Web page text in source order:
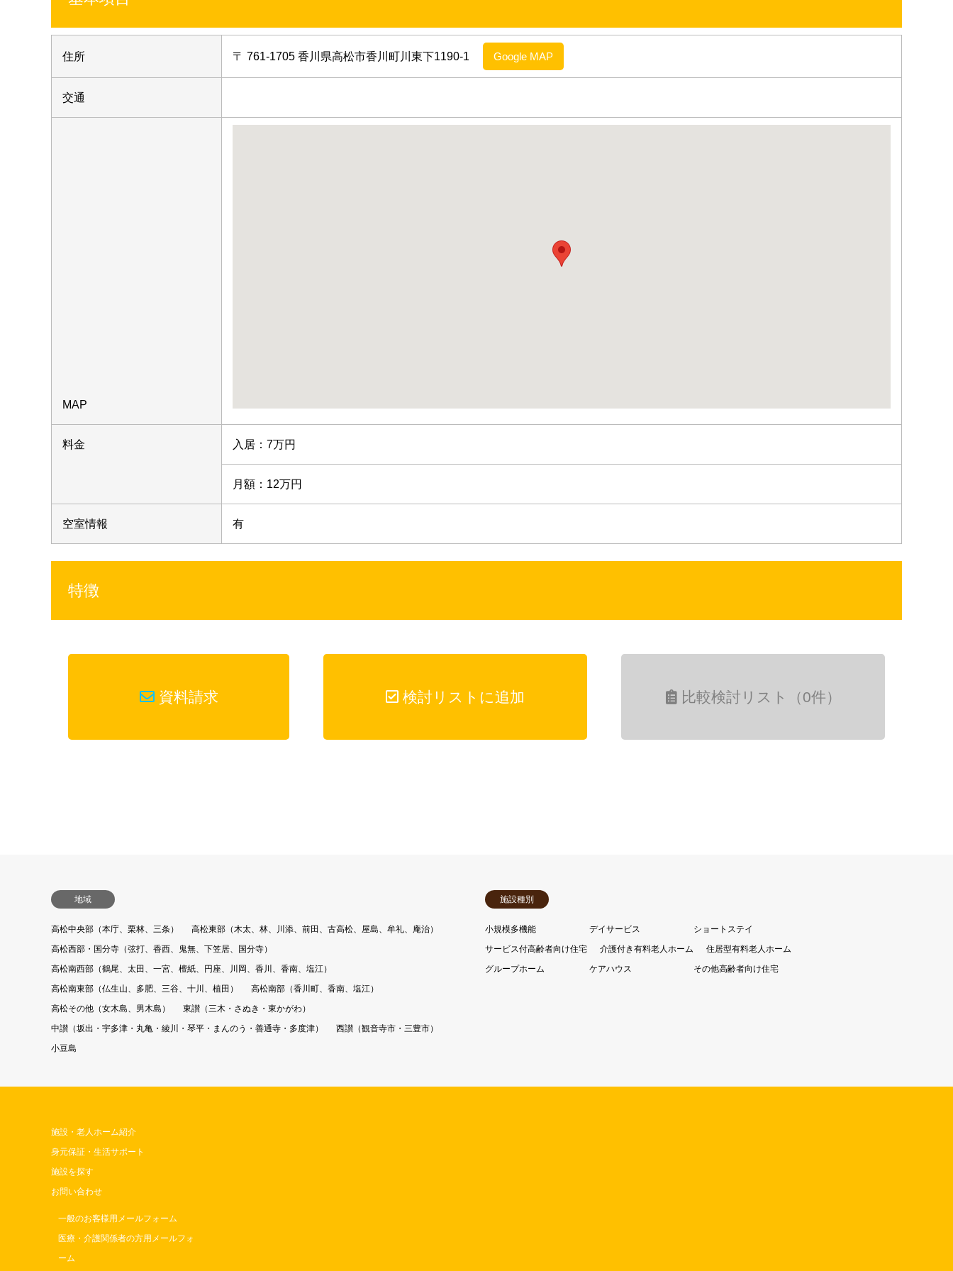
住所 〒 761-1705 香川県高松市香川町川東下1190-1 Google MAP
交通
MAP
料金 入居：7万円
月額：12万円
空室情報 有
特徴
資料請求 検討リストに追加 比較検討リスト（0件）
地域
高松中央部（本庁、栗林、三条）
高松東部（木太、林、川添、前田、古高松、屋島、牟礼、庵治）
高松西部・国分寺（弦打、香西、鬼無、下笠居、国分寺）
高松南西部（鶴尾、太田、一宮、檀紙、円座、川岡、香川、香南、塩江）
高松南東部（仏生山、多肥、三谷、十川、植田）
高松南部（香川町、香南、塩江）
高松その他（女木島、男木島）
東讃（三木・さぬき・東かがわ）
中讃（坂出・宇多津・丸亀・綾川・琴平・まんのう・善通寺・多度津）
西讃（観音寺市・三豊市）
小豆島
施設種別
小規模多機能 デイサービス
ショートステイ
サービス付高齢者向け住宅
介護付き有料老人ホーム
住居型有料老人ホーム
グループホーム
ケアハウス その他高齢者向け住宅
施設・老人ホーム紹介
身元保証・生活サポート
施設を探す
お問い合わせ
一般のお客様用メールフォーム
医療・介護関係者の方用メールフォ
ーム